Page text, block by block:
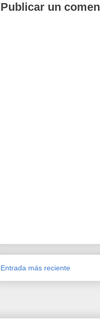
Publicar un
Entrada más reciente